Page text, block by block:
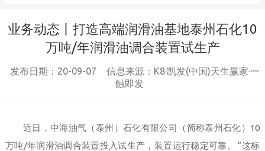
业务动态丨打造高端润滑油基地泰州石化10
万吨/年润滑油调合装置试生产
发布日期：20-09-07
信息来源：K8·凯发(中国)天生赢家·一
触即发 
近日，中海油气（泰州）石化有限公司（简称泰州石化）10
万吨/年润滑油调合装置投入试生产，装置运行稳定可靠。 “这标